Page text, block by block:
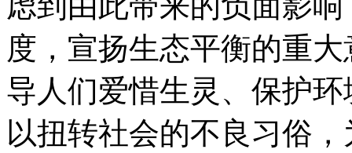
度，宣扬生态平衡的重
导人们爱惜生灵、保护
以扭转社会的不良习俗